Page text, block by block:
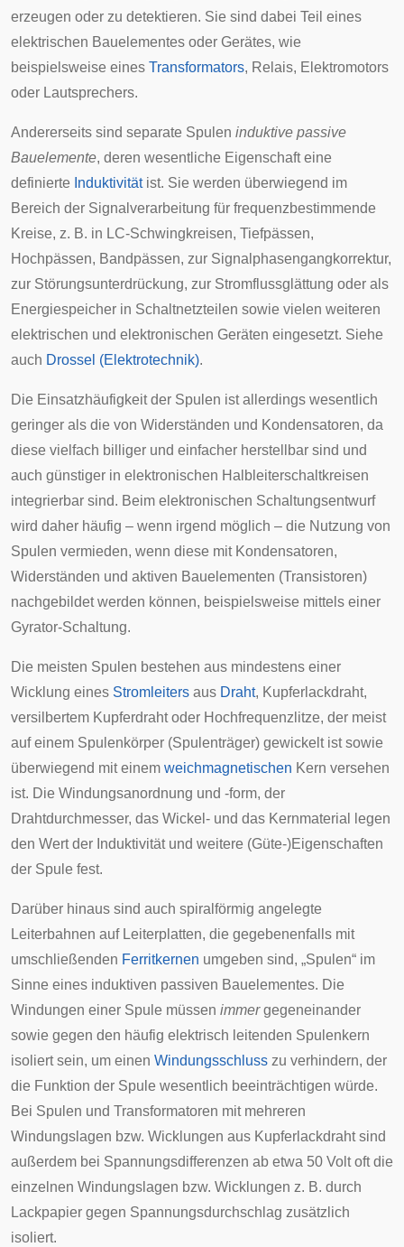
erzeugen oder zu detektieren. Sie sind dabei Teil eines
elektrischen Bauelementes oder Gerätes, wie
beispielsweise eines Transformators, Relais, Elektromotors
oder Lautsprechers.
Andererseits sind separate Spulen induktive passive
Bauelemente, deren wesentliche Eigenschaft eine
definierte Induktivitätist. Sie werden überwiegend im
Bereich der Signalverarbeitung für frequenzbestimmende
Kreise, z. B. in LC-Schwingkreisen, Tiefpässen,
Hochpässen, Bandpässen, zur Signalphasengangkorrektur,
zur Störungsunterdrückung, zur Stromflussglättung oder als
Energiespeicher in Schaltnetzteilen sowie vielen weiteren
elektrischen und elektronischen Geräten eingesetzt. Siehe
auch Drossel (Elektrotechnik).
Die Einsatzhäufigkeit der Spulen ist allerdings wesentlich
geringer als die von Widerständen und Kondensatoren, da
diese vielfach billiger und einfacher herstellbar sind und
auch günstiger in elektronischen Halbleiterschaltkreisen
integrierbar sind. Beim elektronischen Schaltungsentwurf
wird daher häufig – wenn irgend möglich – die Nutzung von
Spulen vermieden, wenn diese mit Kondensatoren,
Widerständen und aktiven Bauelementen (Transistoren)
nachgebildet werden können, beispielsweise mittels einer
Gyrator-Schaltung.
Die meisten Spulen bestehen aus mindestens einer
Wicklung eines Stromleiters aus Draht, Kupferlackdraht,
versilbertem Kupferdraht oder Hochfrequenzlitze, der meist
auf einem Spulenkörper (Spulenträger) gewickelt ist sowie
überwiegend mit einem weichmagnetischen Kern versehen
ist. Die Windungsanordnung und -form, der
Drahtdurchmesser, das Wickel- und das Kernmaterial legen
den Wert der Induktivität und weitere (Güte-)Eigenschaften
der Spule fest.
Darüber hinaus sind auch spiralförmig angelegte
Leiterbahnen auf Leiterplatten, die gegebenenfalls mit
umschließenden Ferritkernen umgeben sind, „Spulen“ im
Sinne eines induktiven passiven Bauelementes. Die
Windungen einer Spule müssen immergegeneinander
sowie gegen den häufig elektrisch leitenden Spulenkern
isoliert sein, um einen Windungsschluss zu verhindern, der
die Funktion der Spule wesentlich beeinträchtigen würde.
Bei Spulen und Transformatoren mit mehreren
Windungslagen bzw. Wicklungen aus Kupferlackdraht sind
außerdem bei Spannungsdifferenzen ab etwa 50 Volt oft die
einzelnen Windungslagen bzw. Wicklungen z. B. durch
Lackpapier gegen Spannungsdurchschlag zusätzlich
isoliert.